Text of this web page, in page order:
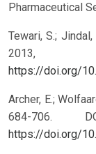
Pharmaceutical
Tewari, S.; Jindal,
2013,
https://doi.org/
Archer, E.;
684-706.
https://doi.org/